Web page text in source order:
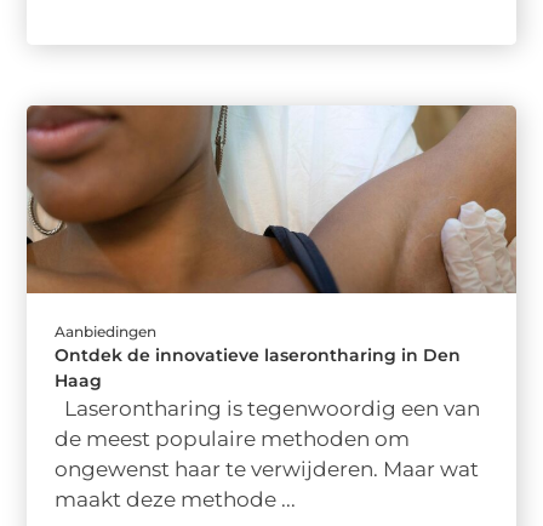
Aanbiedingen
Ontdek de innovatieve laserontharing in Den
Haag
Laserontharing is tegenwoordig een van
de meest populaire methoden om
ongewenst haar te verwijderen. Maar wat
maakt deze methode ...